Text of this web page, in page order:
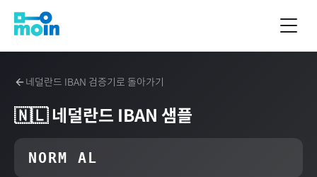
네덜란드 IBAN 검증기로 돌아가기
🇳🇱 네덜란드 IBAN 샘플
NORM AL